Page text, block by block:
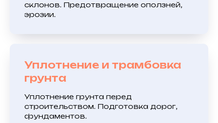
склонов. Предотвращение оползней,
эрозии.
Уплотнение и трамбовка
грунта
Уплотнение грунта перед
строительством. Подготовка дорог,
фундаментов.